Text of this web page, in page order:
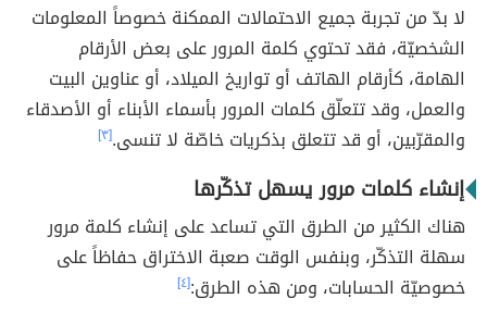
لا بدّ من تجربة جميع الاحتمالات الممكنة خصوصاً المعلومات
الشخصيّة، فقد تحتوي كلمة المرور على بعض الأرقام
الهامة، كأرقام الهاتف أو تواريخ الميلاد، أو عناوين البيت
والعمل، وقد تتعلّق كلمات المرور بأسماء الأبناء أو الأصدقاء
والمقرّبين، أو قد تتعلق بذكريات خاصّة لا تنسى.[٣]
إنشاء كلمات مرور يسهل تذكّرها
هناك الكثير من الطرق التي تساعد على إنشاء كلمة مرور
سهلة التذكّر، وبنفس الوقت صعبة الاختراق حفاظاً على
خصوصيّة الحسابات، ومن هذه الطرق:[٤]